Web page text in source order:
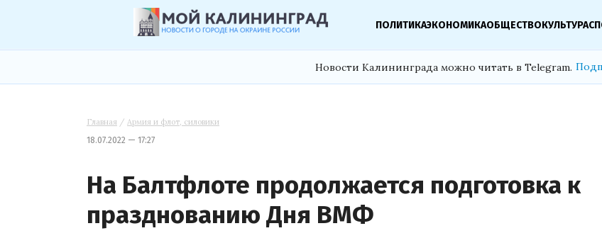
ПОЛИТИКАЭКОНОМИКАОБЩЕСТВОКУЛЬТУРА
Новости Калининграда можно читать в Telegram.
Главная / Армия и флот, силовики
18.07.2022 — 17:27
На Балтфлоте продолжается подготовка к
празднованию Дня ВМФ